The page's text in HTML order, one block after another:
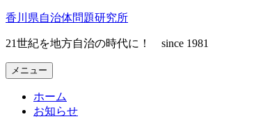
コ
テ
ン
ツ
香川県自治体問題研究所
21世紀を地方自治の時代に！ since 1981
メニュー
ホーム
お知らせ